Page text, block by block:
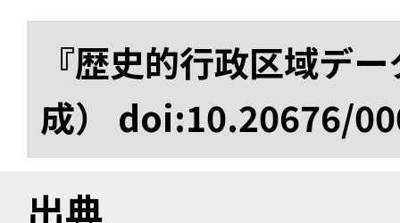
『歴史的行政区域デ
成） doi:10.20676/
出典